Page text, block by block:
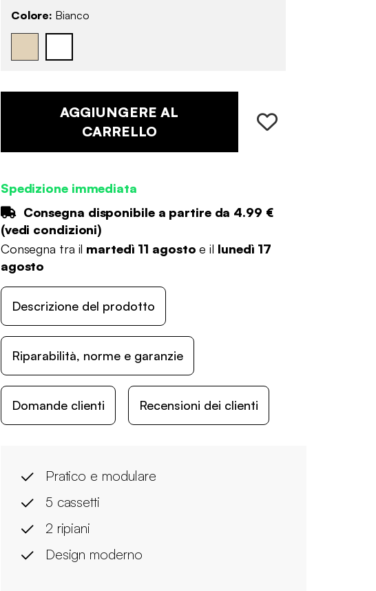
Colore: Bianco
AGGIUNGERE AL
CARRELLO
Spedizione immediata
Consegna disponibile a partire da 4.99 €
(vedi condizioni)
Consegna tra il martedì 11 agosto e il lunedì 17
agosto
Descrizione del prodotto
Riparabilità, norme e garanzie
Domande clienti Recensioni dei clienti
Pratico e modulare
5 cassetti
2 ripiani
Design moderno